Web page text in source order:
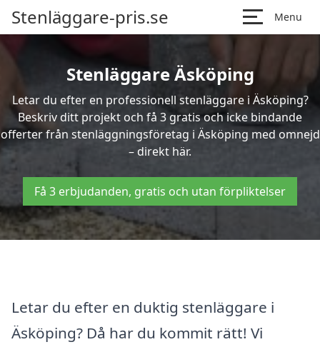
Stenläggare-pris.se Menu
Stenläggare Äsköping
Letar du efter en professionell stenläggare i Äsköping?
Beskriv ditt projekt och få 3 gratis och icke bindande
offerter från stenläggningsföretag i Äsköping med omnejd
– direkt här.
Få 3 erbjudanden, gratis och utan förpliktelser
Letar du efter en duktig stenläggare i
Äsköping? Då har du kommit rätt! Vi